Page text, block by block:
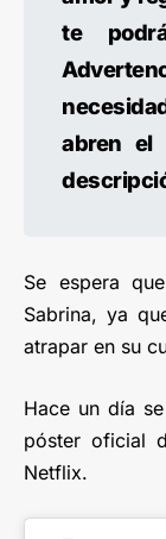
te
abren el
Se espera
Sabrina, ya
atrapar en su
Hace un día
póster oficial
Netflix.